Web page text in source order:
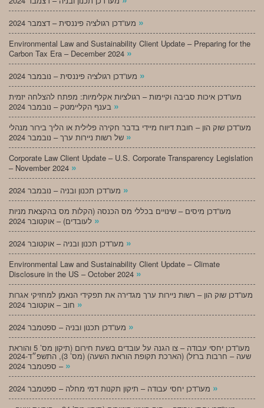
»
Environmental Law and Sustainability Client Update – Preparing for the
Carbon Tax Era – December 2024 »
»
מעו”דכן איכות סביבה וקיימות – רגולציות אקלימיות: מפתח להצלחה יזמית
»
מעו”דכן שוק הון – חובת דיווח מיידי בדבר חקירה פלילית או הליך בירור מנהלי
»
Corporate Law Client Update – U.S. Corporate Transparency Legislation
– November 2024 »
»
מעו”דכן מיסים – שינויים בכללי מס הכנסה (הקלות מס בהקצאת מניות
»
»
Environmental Law and Sustainability Client Update – Climate
Disclosure in the US – October 2024 »
מעו”דכן שוק הון – רשות ניירות ערך מגדירה את תפקידי הנאמן למחזיקי אגרות
»
»
מעו”דכן יחסי עבודה – צו הגנה על עובדים בשעת חירום (תיקון מס’ 5 והוראת
שעה – חרבות ברזל) (הארכת תקופת הוראת השעה) (מס’ 3), התשפ״ד-2024
– ספטמבר 2024 »
»